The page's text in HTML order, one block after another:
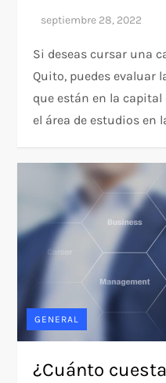
Si deseas cursar una
Quito, puedes evaluar
que están en la capital
el área de estudios en
GENERAL
¿Cuánto